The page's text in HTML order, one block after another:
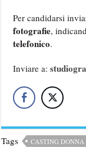
Per candidarsi
fotografie,
telefonico.
Inviare a:
Tags CASTING